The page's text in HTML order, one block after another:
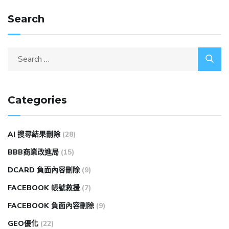
Search
Categories
AI 搜尋結果刪除 (28)
BBB商業改進局 (15)
DCARD 負面內容刪除 (9)
FACEBOOK 帳號救援 (7)
FACEBOOK 負面內容刪除 (9)
GEO優化 (22)